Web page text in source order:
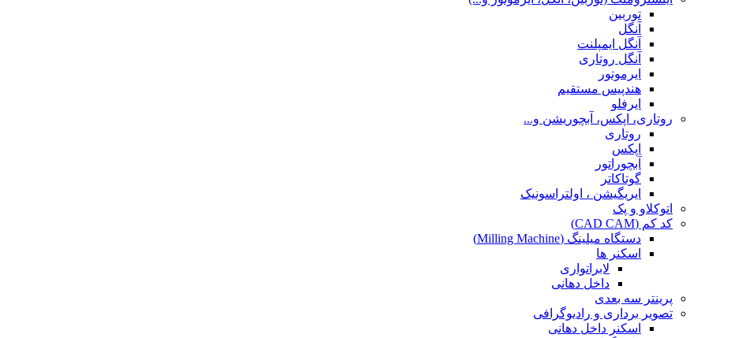
توربین
آنگل
آنگل ایمپلنت
آنگل روتاری
ایرموتور
هندپیس مستقیم
ایرفلو
روتاری، اپکس، آبچوریشن و...
روتاری
اپکس
آبچوراتور
گوتاکاتر
ایریگیشن ، اولتراسونیک
اتوکلاو و پک
کد کم (CAD CAM)
دستگاه میلینگ (Milling Machine)
اسکنر ها
لابراتواری
داخل دهانی
پرینتر سه بعدی
تصویر برداری و رادیوگرافی
اسکنر داخل دهانی